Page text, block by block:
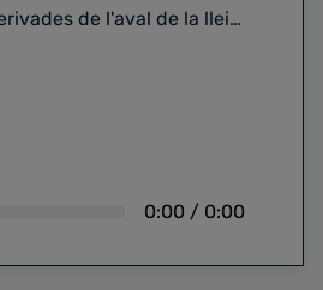
de l'aval de la llei
i els càlculs electorals.
a Aiguamúrcia, amb
una setmana i acabem
del Mundial i el0:00 / 0:00